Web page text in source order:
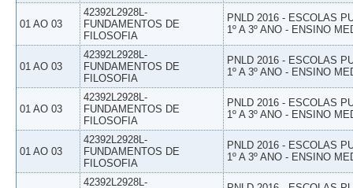
01 AO 03
42392L2928L-
FUNDAMENTOS DE
FILOSOFIA
PNLD 2016 - ESCOLAS
1º A 3º ANO - ENSINO
01 AO 03
42392L2928L-
FUNDAMENTOS DE
FILOSOFIA
PNLD 2016 - ESCOLAS
1º A 3º ANO - ENSINO
01 AO 03
42392L2928L-
FUNDAMENTOS DE
FILOSOFIA
PNLD 2016 - ESCOLAS
1º A 3º ANO - ENSINO
01 AO 03
42392L2928L-
FUNDAMENTOS DE
FILOSOFIA
PNLD 2016 - ESCOLAS
1º A 3º ANO - ENSINO
42392L2928L-